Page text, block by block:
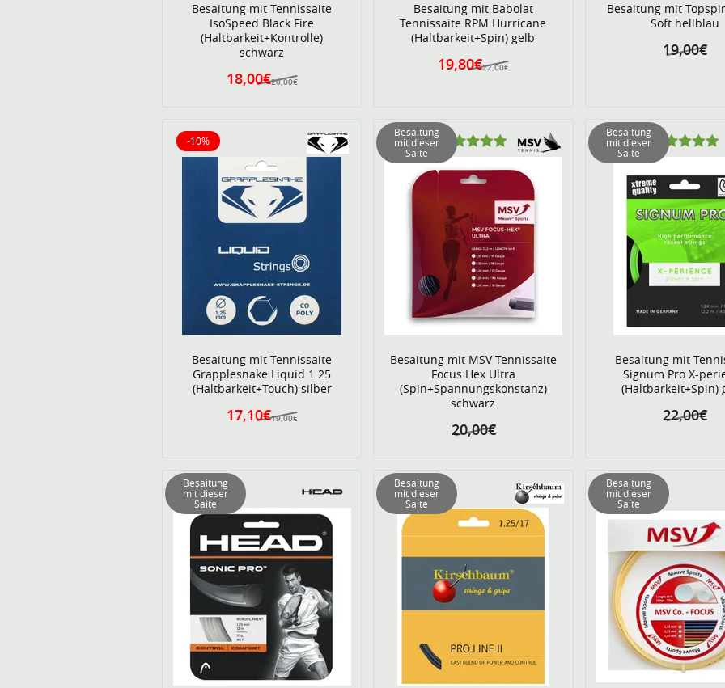
Besaitung mit Tennissaite
IsoSpeed Black Fire
(Haltbarkeit+Kontrolle)
schwarz
20,00€
18,00€
Besaitung mit Babolat
Tennissaite RPM Hurricane
(Haltbarkeit+Spin) gelb
22,00€
19,80€
Besaitung mit
Soft hellblau
19,00€
Besaitung mit Tennissaite
Grapplesnake Liquid 1.25
(Haltbarkeit+Touch) silber
19,00€
17,10€
-10%
10% reduziert
Besaitung mit MSV Tennissaite
Focus Hex Ultra
(Spin+Spannungskonstanz)
schwarz
20,00€
Besaitung
mit dieser
Saite
Besaitung mit
Signum Pro X-
(Haltbarkeit+Spin)
22,00€
Besaitung
mit dieser
Saite
Besaitung
mit dieser
Saite
Besaitung
mit dieser
Saite
Besaitung
mit dieser
Saite